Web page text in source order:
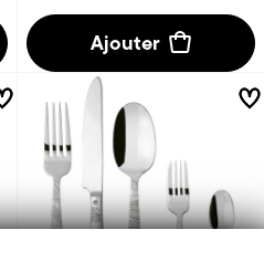
Ajouter